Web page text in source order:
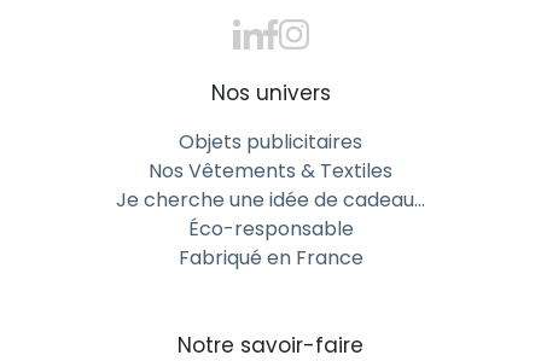
Nos univers
Objets publicitaires
Nos Vêtements & Textiles
Je cherche une idée de cadeau…
Éco-responsable
Fabriqué en France
Notre savoir-faire